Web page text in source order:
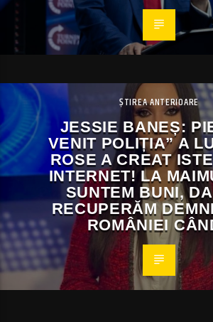
ȘTIREA ANTERIOARE
JESSIE BANEȘ:
VENIT POLIȚIA” A
ROSE A CREAT
INTERNET! LA
SUNTEM BUNI,
RECUPERĂM
ROMÂNIEI